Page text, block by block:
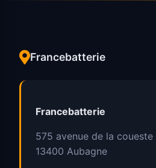
Francebatterie
Francebatterie
575 avenue de la coueste
13400 Aubagne